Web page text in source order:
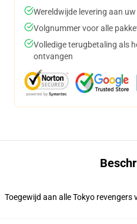
Wereldwijde levering aan
Volgnummer voor alle
Volledige terugbetaling als
ontvangen
Toegewijd aan alle Tokyo revengers